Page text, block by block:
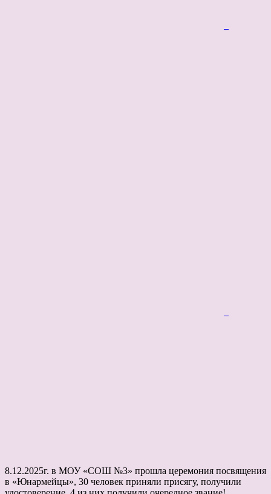
8.12.2025г. в МОУ «СОШ №3» прошла церемония посвящения
в «Юнармейцы», 30 человек приняли присягу, получили